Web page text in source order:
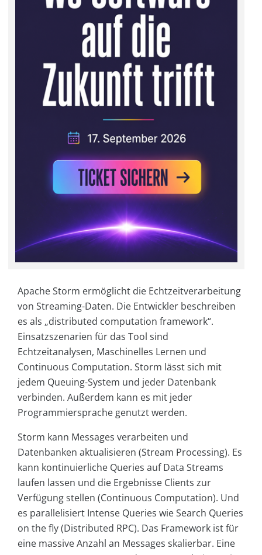
Apache Storm ermöglicht die Echtzeitverarbeitung
von Streaming-Daten. Die Entwickler beschreiben
es als „distributed computation framework“.
Einsatzszenarien für das Tool sind
Echtzeitanalysen, Maschinelles Lernen und
Continuous Computation. Storm lässt sich mit
jedem Queuing-System und jeder Datenbank
verbinden. Außerdem kann es mit jeder
Programmiersprache genutzt werden.
Storm kann Messages verarbeiten und
Datenbanken aktualisieren (Stream Processing). Es
kann kontinuierliche Queries auf Data Streams
laufen lassen und die Ergebnisse Clients zur
Verfügung stellen (Continuous Computation). Und
es parallelisiert Intense Queries wie Search Queries
on the fly (Distributed RPC). Das Framework ist für
eine massive Anzahl an Messages skalierbar. Eine